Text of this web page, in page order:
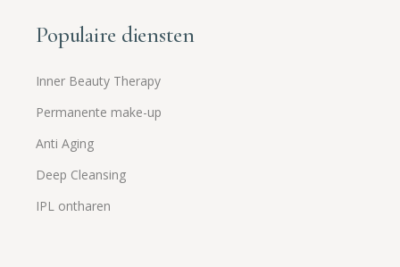
Populaire diensten
Inner Beauty Therapy
Permanente make-up
Anti Aging
Deep Cleansing
IPL ontharen